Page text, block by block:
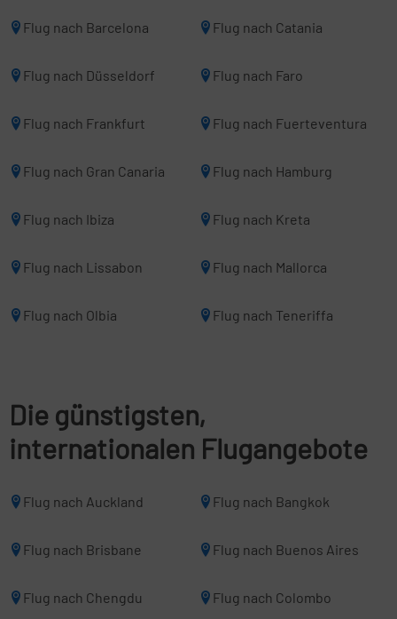
Flug nach Barcelona Flug nach Catania
Flug nach Düsseldorf Flug nach Faro
Flug nach Frankfurt Flug nach Fuerteventura
Flug nach Gran Canaria Flug nach Hamburg
Flug nach Ibiza Flug nach Kreta
Flug nach Lissabon Flug nach Mallorca
Flug nach Olbia Flug nach Teneriffa
Die günstigsten,
internationalen Flugangebote
Flug nach Auckland Flug nach Bangkok
Flug nach Brisbane Flug nach Buenos Aires
Flug nach Chengdu Flug nach Colombo